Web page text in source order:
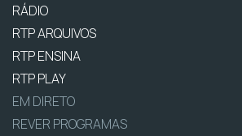
RÁDIO
RTP ARQUIVOS
RTP ENSINA
RTP PLAY
EM DIRETO
REVER PROGRAMAS